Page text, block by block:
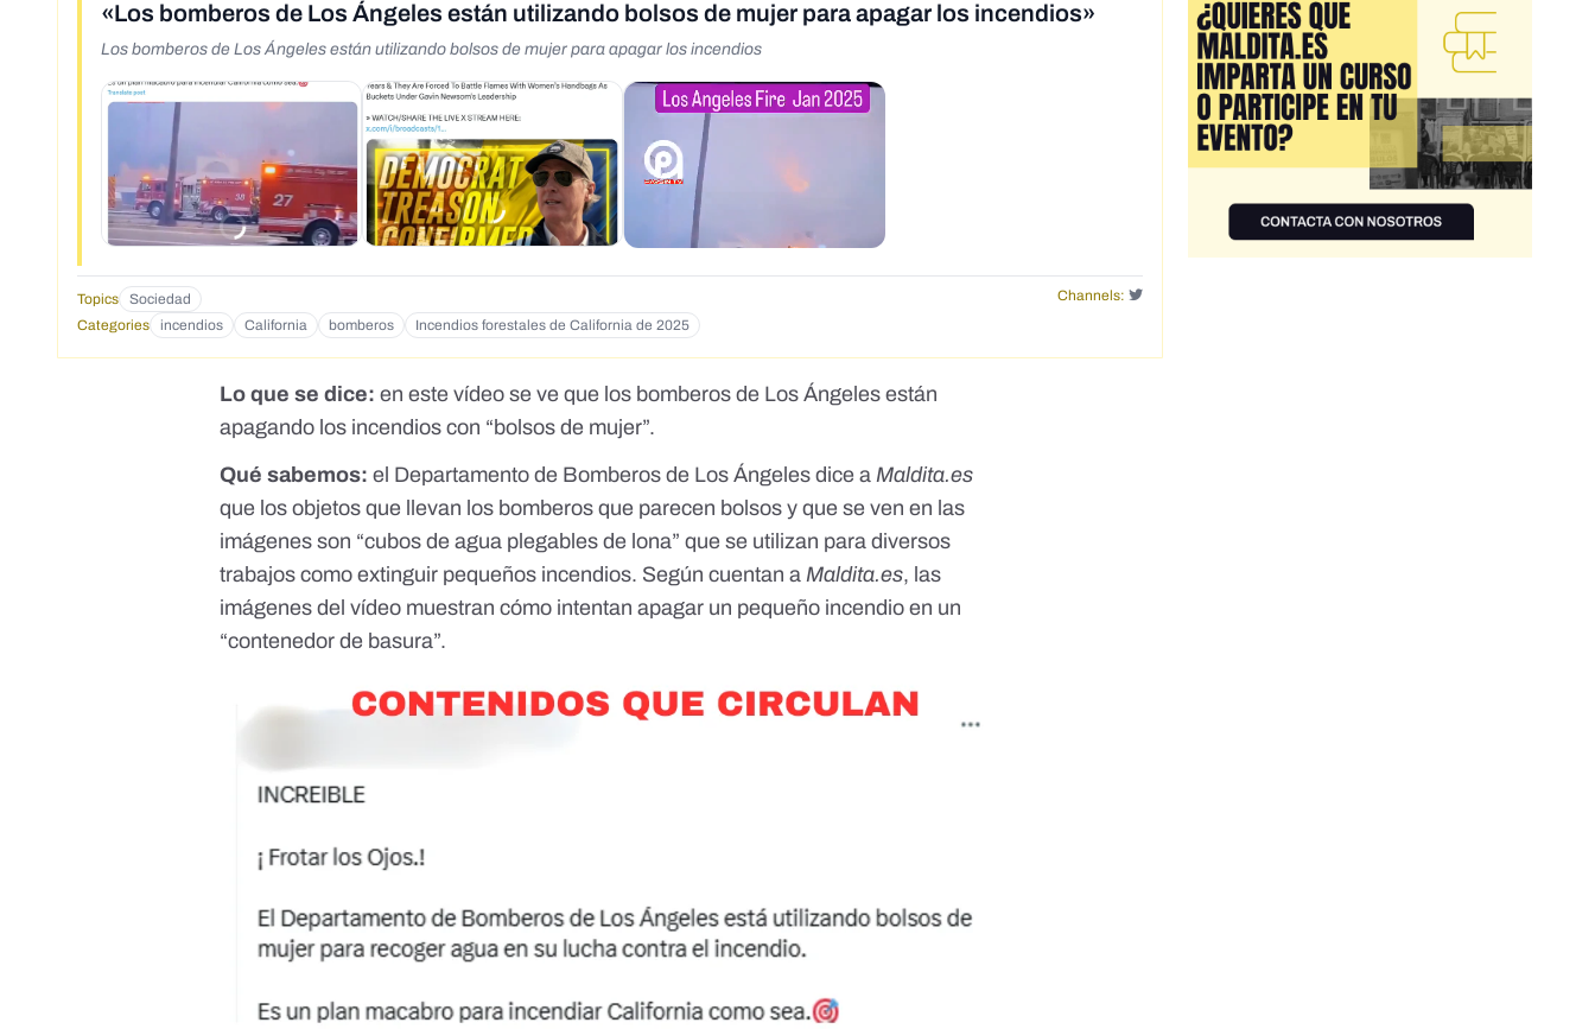
«Los bomberos de Los Ángeles están utilizando bolsos de mujer para apagar los incendios»
Los bomberos de Los Ángeles están utilizando bolsos de mujer para apagar los incendios
Topics Sociedad
Channels:
Categories
incendios California bomberos Incendios forestales de California de 2025
Lo que se dice:en este vídeo se ve que los bomberos de Los Ángeles están
apagando los incendios con “bolsos de mujer”.
Qué sabemos:el Departamento de Bomberos de Los Ángeles dice aMaldita.es
que los objetos que llevan los bomberos que parecen bolsos y que se ven en las
imágenes son “cubos de agua plegables de lona” que se utilizan para diversos
trabajos como extinguir pequeños incendios. Según cuentan aMaldita.es, las
imágenes del vídeo muestran cómo intentan apagar un pequeño incendio en un
“contenedor de basura”.